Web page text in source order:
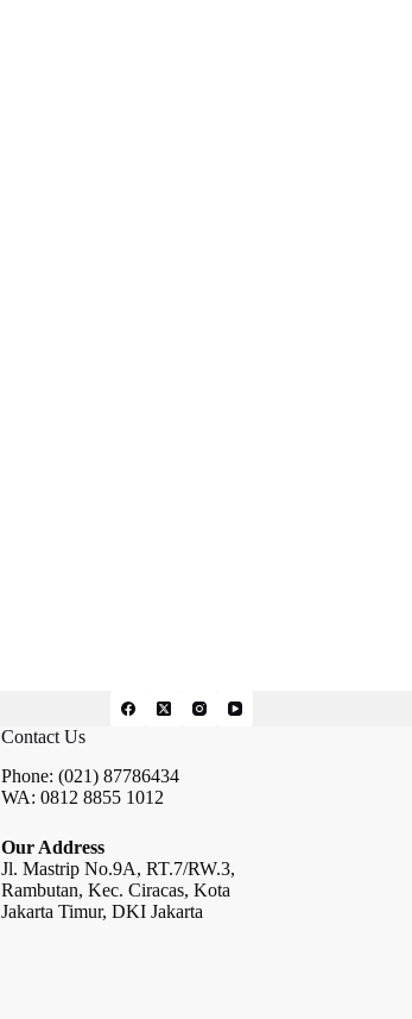
Contact Us
Phone: (021) 87786434
WA: 0812 8855 1012
Our Address
Jl. Mastrip No.9A, RT.7/RW.3,
Rambutan, Kec. Ciracas, Kota
Jakarta Timur, DKI Jakarta